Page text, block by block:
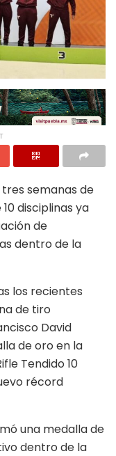
semanas de
disciplinas ya
de
dentro de la
los recientes
de tiro
David
de oro en la
Tendido 10
récord
una medalla de
dentro de la